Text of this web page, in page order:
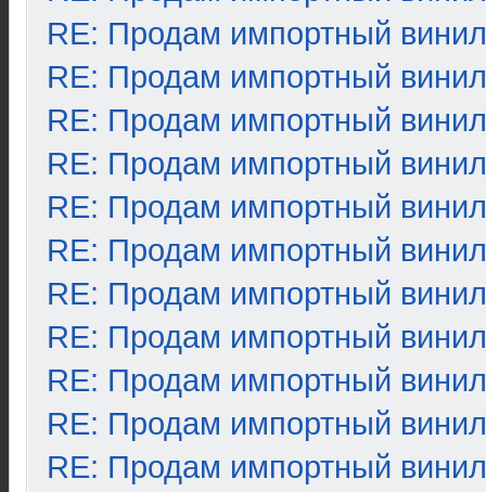
RE: Продам импортный винил
RE: Продам импортный винил
RE: Продам импортный винил
RE: Продам импортный винил
RE: Продам импортный винил
RE: Продам импортный винил
RE: Продам импортный винил
RE: Продам импортный винил
RE: Продам импортный винил
RE: Продам импортный винил
RE: Продам импортный винил